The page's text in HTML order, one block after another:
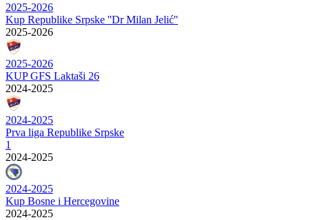
2025-2026
Kup Republike Srpske ''Dr Milan Jelić''
2025-2026
2025-2026
KUP GFS Laktaši 26
2024-2025
2024-2025
Prva liga Republike Srpske
1
2024-2025
2024-2025
Kup Bosne i Hercegovine
2024-2025